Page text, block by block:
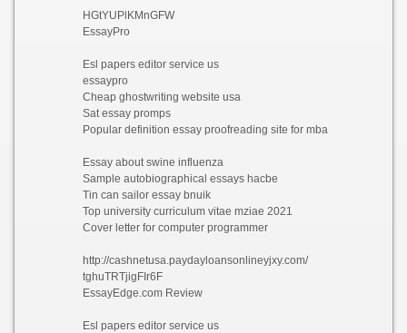
HGtYUPlKMnGFW
EssayPro
Esl papers editor service us
essaypro
Cheap ghostwriting website usa
Sat essay promps
Popular definition essay proofreading site for mba
Essay about swine influenza
Sample autobiographical essays hacbe
Tin can sailor essay bnuik
Top university curriculum vitae mziae 2021
Cover letter for computer programmer
http://cashnetusa.paydayloansonlineyjxy.com/
tghuTRTjigFIr6F
EssayEdge.com Review
Esl papers editor service us